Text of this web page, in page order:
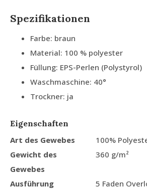
Spezifikationen
Farbe: braun
Material: 100 % polyester
Füllung: EPS-Perlen (Polystyrol)
Waschmaschine: 40°
Trockner: ja
Eigenschaften
Art des Gewebes
100%
Gewicht des
Gewebes
360 g/m²
Ausführung
5 Faden